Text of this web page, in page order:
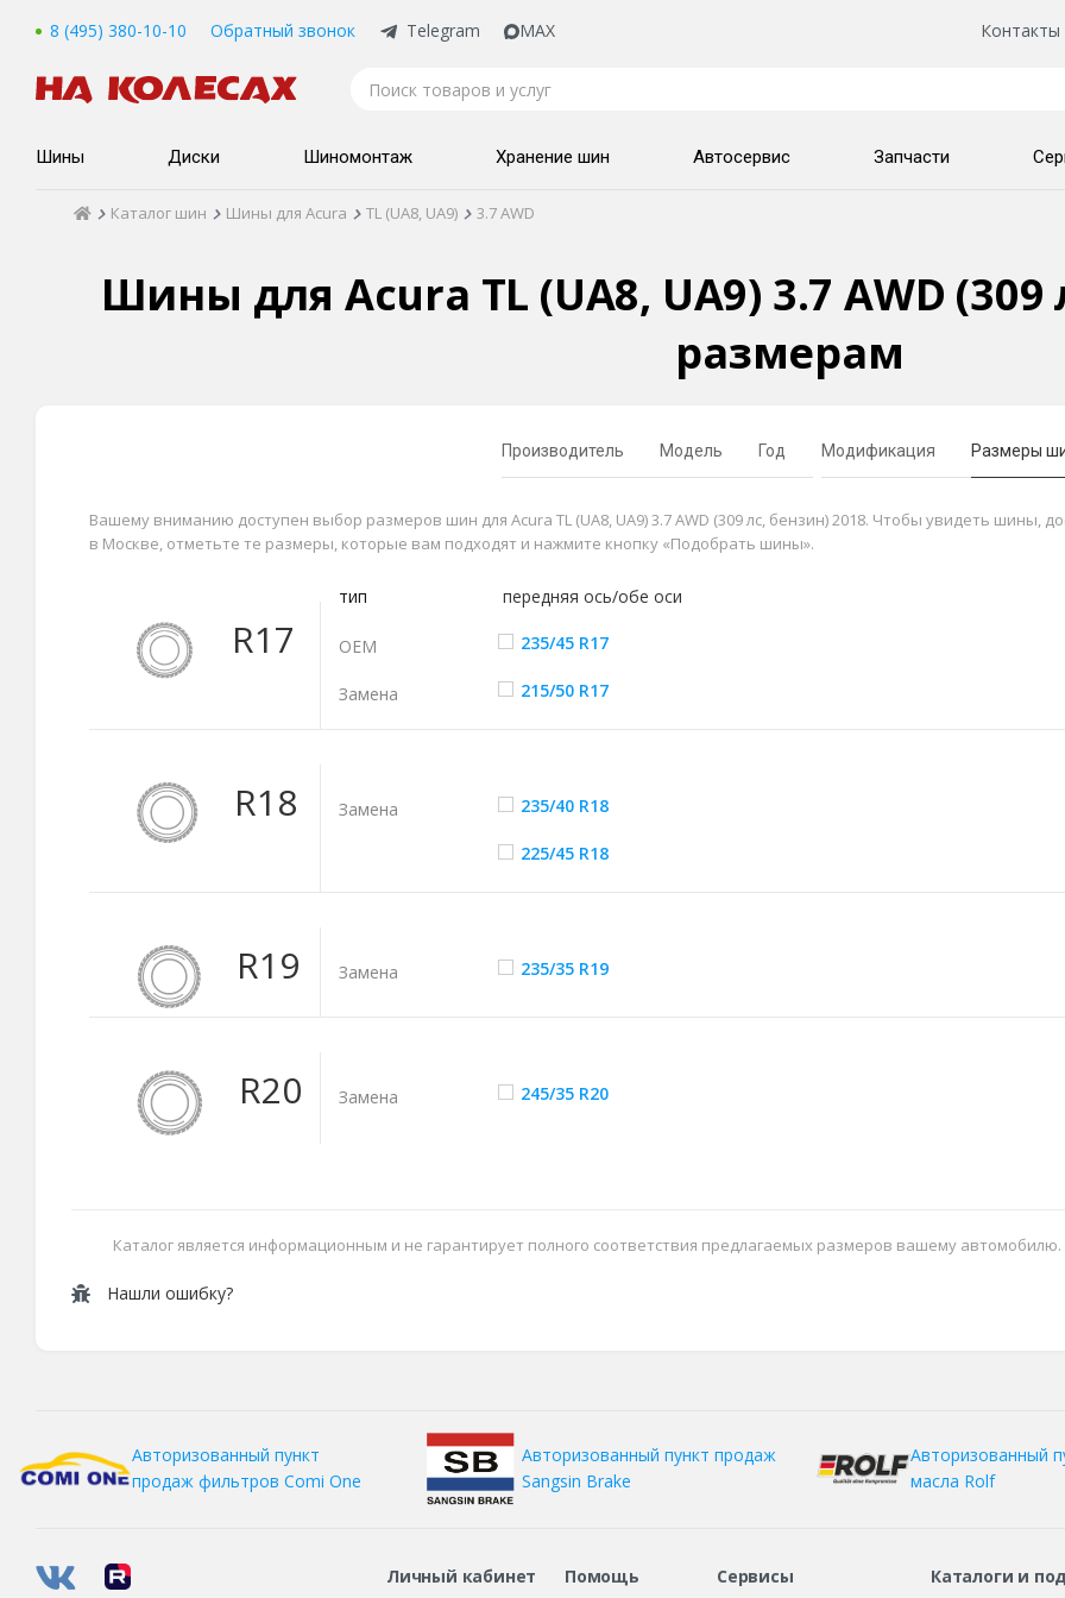
8 (495) 380-10-10 Обратный звонок Telegram MAX Контакты
Шины Диски Шиномонтаж Хранение шин Автосервис Запчасти
Каталог шин Шины для Acura TL (UA8, UA9) 3.7 AWD
Шины для Acura TL (UA8, UA9) 3.7 AWD (309
размерам
Производитель Модель Год Модификация Размеры
Вашему вниманию доступен выбор размеров шин для Acura TL (UA8, UA9) 3.7 AWD (309 лс, бензин) 2018. Чтобы увидеть шины,
в Москве, отметьте те размеры, которые вам подходят и нажмите кнопку «Подобрать шины».
R17
тип передняя ось/обе оси
ОЕМ 235/45 R17
Замена 215/50 R17
R18 Замена 235/40 R18
225/45 R18
R19 Замена 235/35 R19
R20 Замена 245/35 R20
Каталог является информационным и не гарантирует полного соответствия предлагаемых размеров вашему автомобилю.
Нашли ошибку?
Авторизованный пункт
продаж фильтров Comi One
Авторизованный пункт продаж
Sangsin Brake
Авторизованный
масла Rolf
Личный кабинет Помощь Сервисы Каталоги и